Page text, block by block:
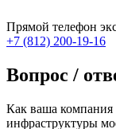
Прямой телефон
+7 (812) 200-19-16
Вопрос /
Как ваша
инфраструктуры